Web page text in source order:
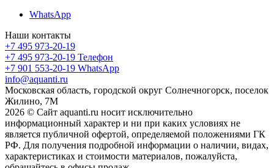
WhatsApp
Наши контакты
+7 495 973-20-19
+7 495 973-20-19 Телефон
+7 901 553-20-19 WhatsApp
info@aquanti.ru
Московская область, городской округ Солнечногорск, поселок
Жилино, 7М
2026 © Сайт aquanti.ru носит исключительно
информационный характер и ни при каких условиях не
является публичной офертой, определяемой положениями ГК
РФ. Для получения подробной информации о наличии, видах,
характеристиках и стоимости материалов, пожалуйста,